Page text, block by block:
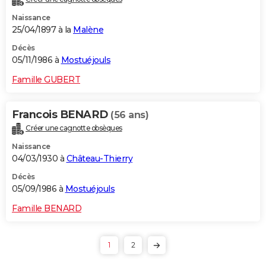
Naissance
25/04/1897 à la Malène
Décès
05/11/1986 à Mostuéjouls
Famille GUBERT
Francois BENARD (56 ans)
Créer une cagnotte obsèques
Naissance
04/03/1930 à Château-Thierry
Décès
05/09/1986 à Mostuéjouls
Famille BENARD
1 2